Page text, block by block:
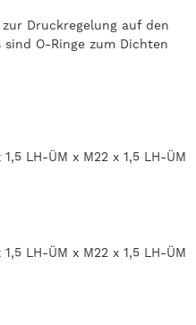
Druckregelung auf den
sind O-Ringe zum Dichten
LH-ÜM x M22 x 1,5 LH-ÜM
LH-ÜM x M22 x 1,5 LH-ÜM